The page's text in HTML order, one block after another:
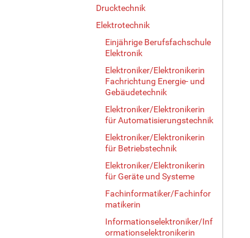
Drucktechnik
Elektrotechnik
Einjährige Berufsfachschule
Elektronik
Elektroniker/Elektronikerin
Fachrichtung Energie- und
Gebäudetechnik
Elektroniker/Elektronikerin
für Automatisierungstechnik
Elektroniker/Elektronikerin
für Betriebstechnik
Elektroniker/Elektronikerin
für Geräte und Systeme
Fachinformatiker/Fachinfor
matikerin
Informationselektroniker/Inf
ormationselektronikerin